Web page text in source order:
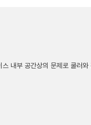
내부 공간상의 문제로 쿨러와